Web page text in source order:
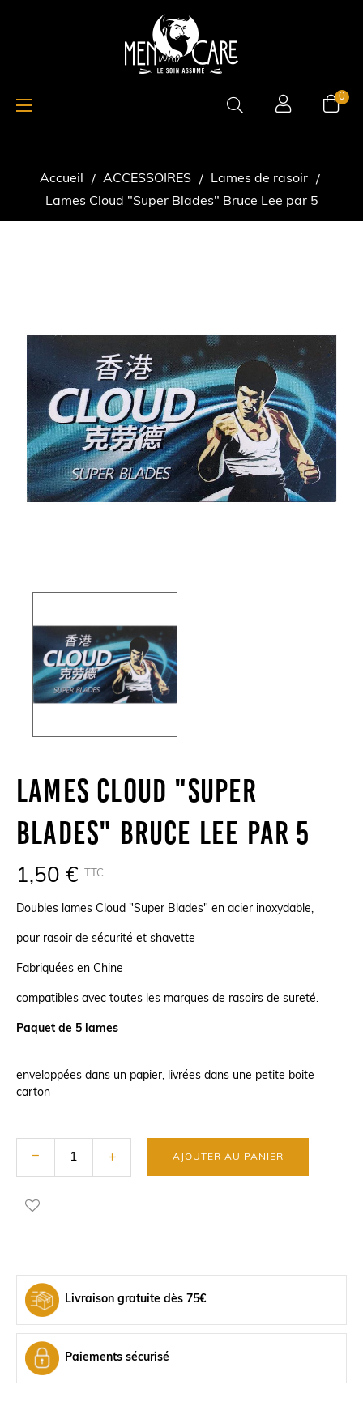
0
Basculer
la
☰
Accueil ACCESSOIRES
Lames de rasoir
Lames Cloud "Super Blades" Bruce Lee par 5
Lames Cloud "Super
Blades" Bruce Lee Par 5
1,50 € TTC
Doubles lames Cloud "Super Blades" en acier inoxydable,
pour rasoir de sécurité et shavette
Fabriquées en Chine
compatibles avec toutes les marques de rasoirs de sureté.
Paquet de 5 lames
enveloppées dans un papier, livrées dans une petite boite
carton
AJOUTER AU PANIER
Livraison gratuite dès 75€
Paiements sécurisé